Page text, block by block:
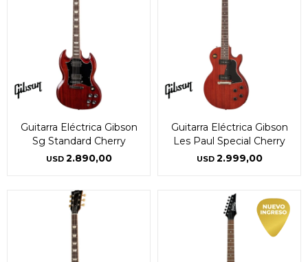
Guitarra Eléctrica Gibson
Sg Standard Cherry
USD 2.890,00
Guitarra Eléctrica Gibson
Les Paul Special Cherry
USD 2.999,00